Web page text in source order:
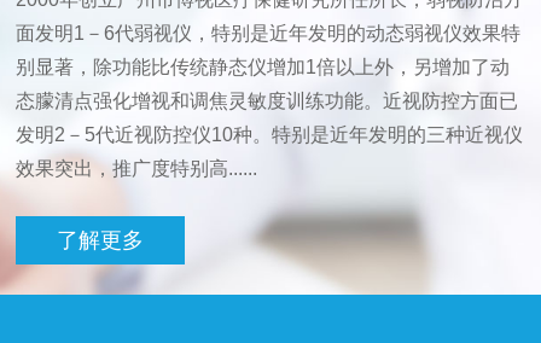
面发明1－6代弱视仪，特别是近年发明的动态弱视仪效果特
别显著，除功能比传统静态仪增加1倍以上外，另增加了动
态朦清点强化增视和调焦灵敏度训练功能。近视防控方面已
发明2－5代近视防控仪10种。特别是近年发明的三种近视仪
效果突出，推广度特别高......
了解更多